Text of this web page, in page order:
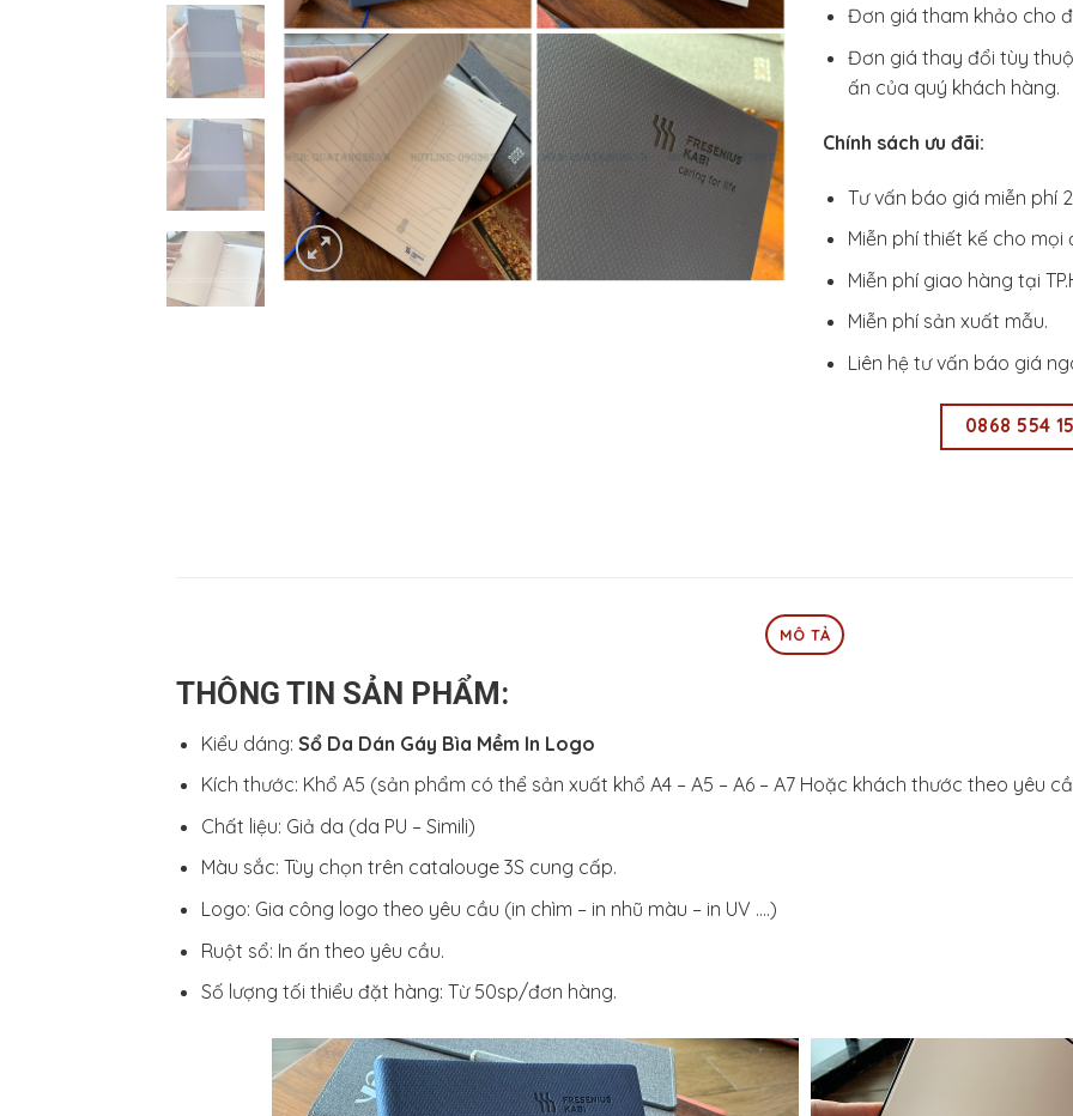
Đơn giá tham khảo cho
Đơn giá thay đổi tùy
ấn của quý khách hàng.
Chính sách ưu đãi:
Tư vấn báo giá miễn phí
Miễn phí thiết kế cho mọi
Miễn phí giao hàng tại
Miễn phí sản xuất mẫu.
Liên hệ tư vấn báo giá
0868 554
MÔ TẢ
THÔNG TIN SẢN PHẨM:
Kiểu dáng: Sổ Da Dán Gáy Bìa Mềm In Logo
Kích thước: Khổ A5 (sản phẩm có thể sản xuất khổ A4 – A5 – A6 – A7 Hoặc khách thước theo yêu
Chất liệu: Giả da (da PU – Simili)
Màu sắc: Tùy chọn trên catalouge 3S cung cấp.
Logo: Gia công logo theo yêu cầu (in chìm – in nhũ màu – in UV ….)
Ruột sổ: In ấn theo yêu cầu.
Số lượng tối thiểu đặt hàng: Từ 50sp/đơn hàng.